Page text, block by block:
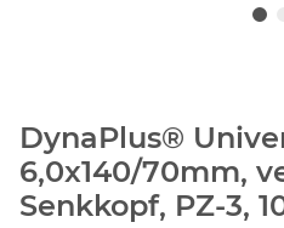
DynaPlus®
6,0x140/70mm,
Senkkopf, PZ-3,